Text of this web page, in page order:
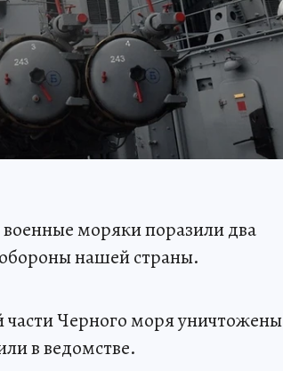
моряки поразили два
нашей страны.
Черного моря уничтожены
в ведомстве.